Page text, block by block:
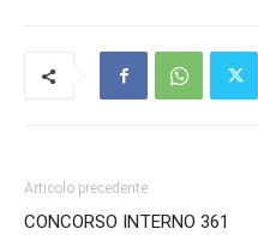
Articolo precedente
CONCORSO INTERNO 361